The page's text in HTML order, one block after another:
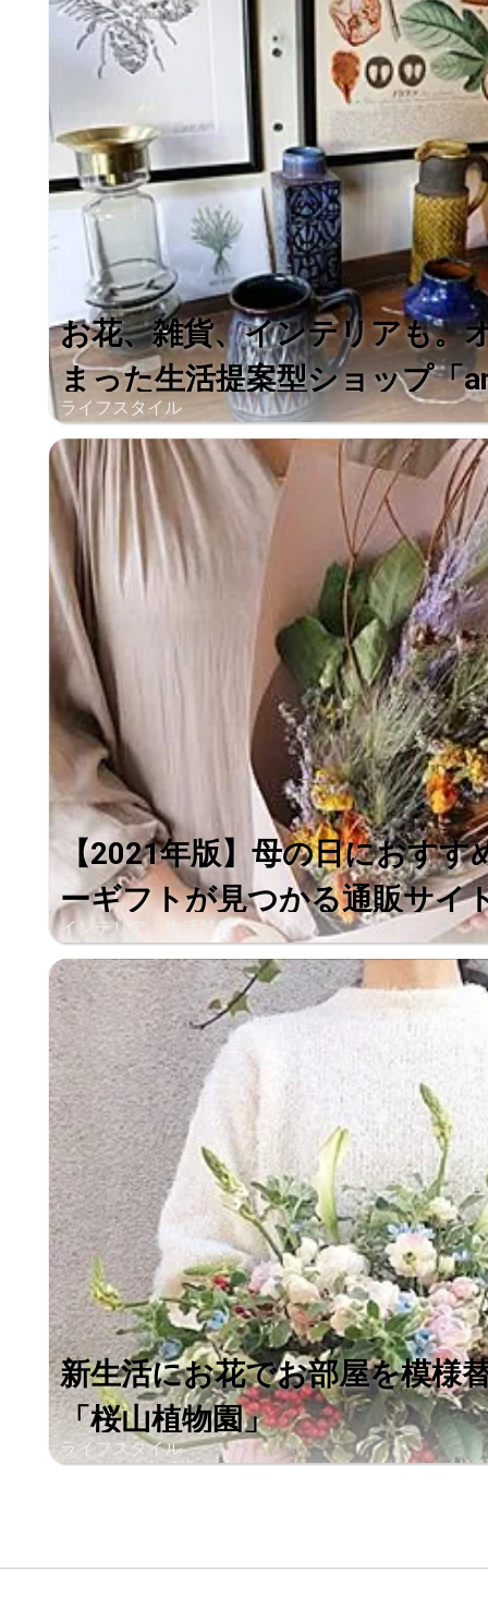
お花、雑貨、インテリアも。
まった生活提案型ショップ「
ライフスタイル
【2021年版】母の日におす
ーギフトが見つかる通販サイ
インテリア・生活雑貨
新生活にお花でお部屋を模様替え！ 移動
「桜山植物園」
ライフスタイル